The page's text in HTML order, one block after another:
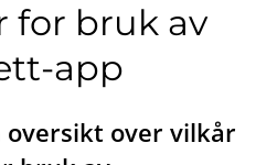
for bruk av
app
over vilkår